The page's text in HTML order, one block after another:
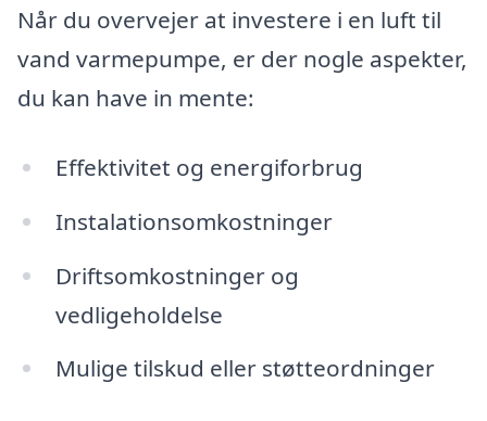
Når du overvejer at investere i en luft til
vand varmepumpe, er der nogle aspekter,
du kan have in mente:
Effektivitet og energiforbrug
Instalationsomkostninger
Driftsomkostninger og
vedligeholdelse
Mulige tilskud eller støtteordninger